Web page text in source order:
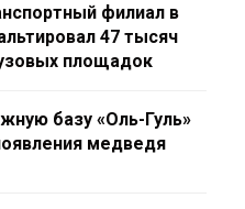
филиал в
47 тысяч
площадок
базу «Оль-Гуль»
медведя